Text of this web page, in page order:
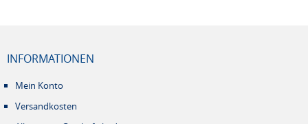
INFORMATIONEN
Mein Konto
Versandkosten